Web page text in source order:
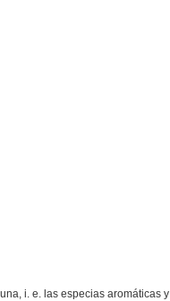
i. e. las especias aromáticas y